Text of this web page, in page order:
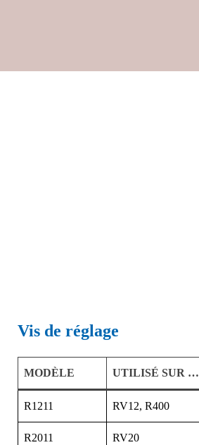
Vis de réglage
MODÈLE UTILISÉ SUR …
R1211 RV12, R400
R2011 RV20